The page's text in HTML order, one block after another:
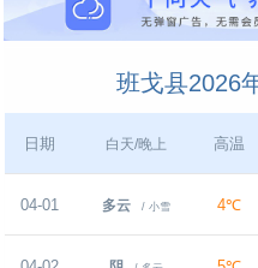
班戈县2026
日期 白天/晚上 高温
04-01 多云 / 小雪 4℃